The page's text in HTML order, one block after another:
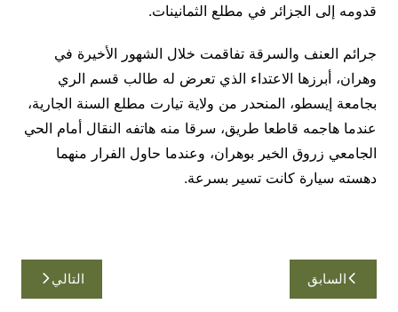
قدومه إلى الجزائر في مطلع الثمانينات.
جرائم العنف والسرقة تفاقمت خلال الشهور الأخيرة في
وهران، أبرزها الاعتداء الذي تعرض له طالب قسم الري
بجامعة إيسطو، المنحدر من ولاية تيارت مطلع السنة الجارية،
عندما هاجمه قاطعا طريق، سرقا منه هاتفه النقال أمام الحي
الجامعي زروق الخير بوهران، وعندما حاول الفرار منهما
دهسته سيارة كانت تسير بسرعة.
تصفّح
المقالات
السابق التالي